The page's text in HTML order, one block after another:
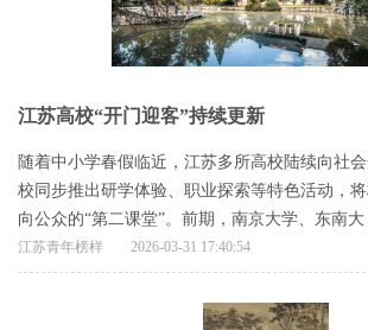
江苏高校“开门迎客”持续更新
随着中小学春假临近，江苏多所高校陆续向社
校同步推出研学体验、职业探索等特色活动，
向公众的“第二课堂”。前期，南京大学、东南大
江苏青年榜样 2026-03-31 17:40:54